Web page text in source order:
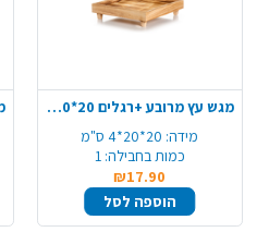
מגש עץ מרובע +רגלים 20*20*4 ס"מ - טבעי
מידה: 20*20*4 ס"מ
כמות בחבילה: 1
₪17.90
הוספה לסל